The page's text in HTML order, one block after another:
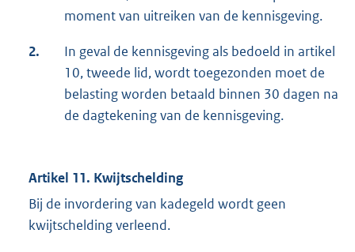
moment van uitreiken van de kennisgeving.
2.
In geval de kennisgeving als bedoeld in artikel
10, tweede lid, wordt toegezonden moet de
belasting worden betaald binnen 30 dagen na
de dagtekening van de kennisgeving.
Artikel 11. Kwijtschelding
Bij de invordering van kadegeld wordt geen
kwijtschelding verleend.